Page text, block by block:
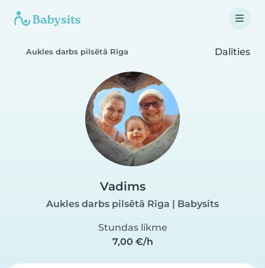
Aukles darbs pilsētā Rīga Dalīties
Vadims
Aukles darbs pilsētā Rīga | Babysits
Stundas likme
7,00 €/h